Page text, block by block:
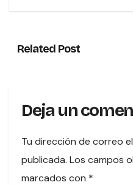
Related Post
Deja un
Tu dirección de correo
publicada. Los campos
marcados con *